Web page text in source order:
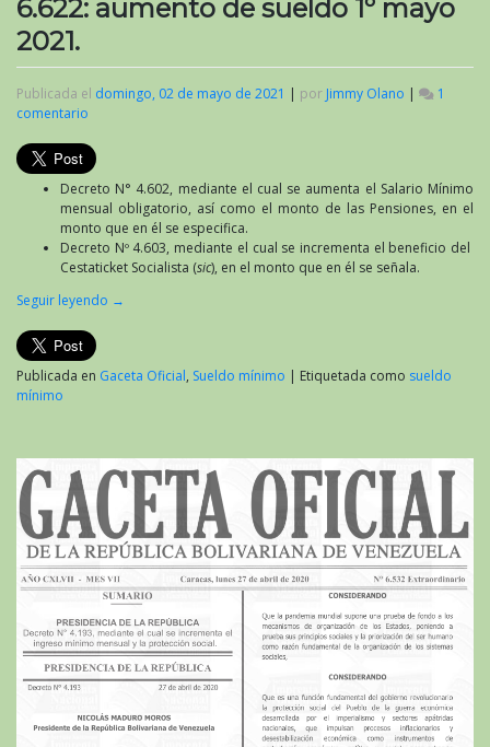
6.622: aumento de sueldo 1º mayo
2021.
Publicada el domingo, 02 de mayo de 2021 | por Jimmy Olano |
1
comentario
Oficial
Extraordinario
N°
6.622:
aumento
de
sueldo
1º
mayo
2021.
Decreto N° 4.602, mediante el cual se aumenta el Salario Mínimo
mensual obligatorio, así como el monto de las Pensiones, en el
monto que en él se especifica.
Decreto Nº 4.603, mediante el cual se incrementa el beneficio del
Cestaticket Socialista (sic), en el monto que en él se señala.
Seguir leyendo →
Publicada en Gaceta Oficial, Sueldo mínimo | Etiquetada como sueldo
mínimo